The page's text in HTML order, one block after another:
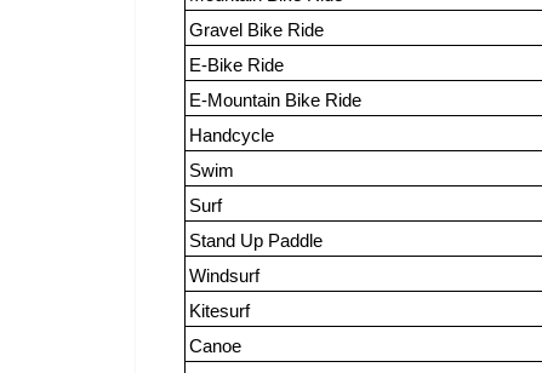
Gravel Bike Ride
E-Bike Ride
E-Mountain Bike Ride
Handcycle
Swim
Surf
Stand Up Paddle
Windsurf
Kitesurf
Canoe